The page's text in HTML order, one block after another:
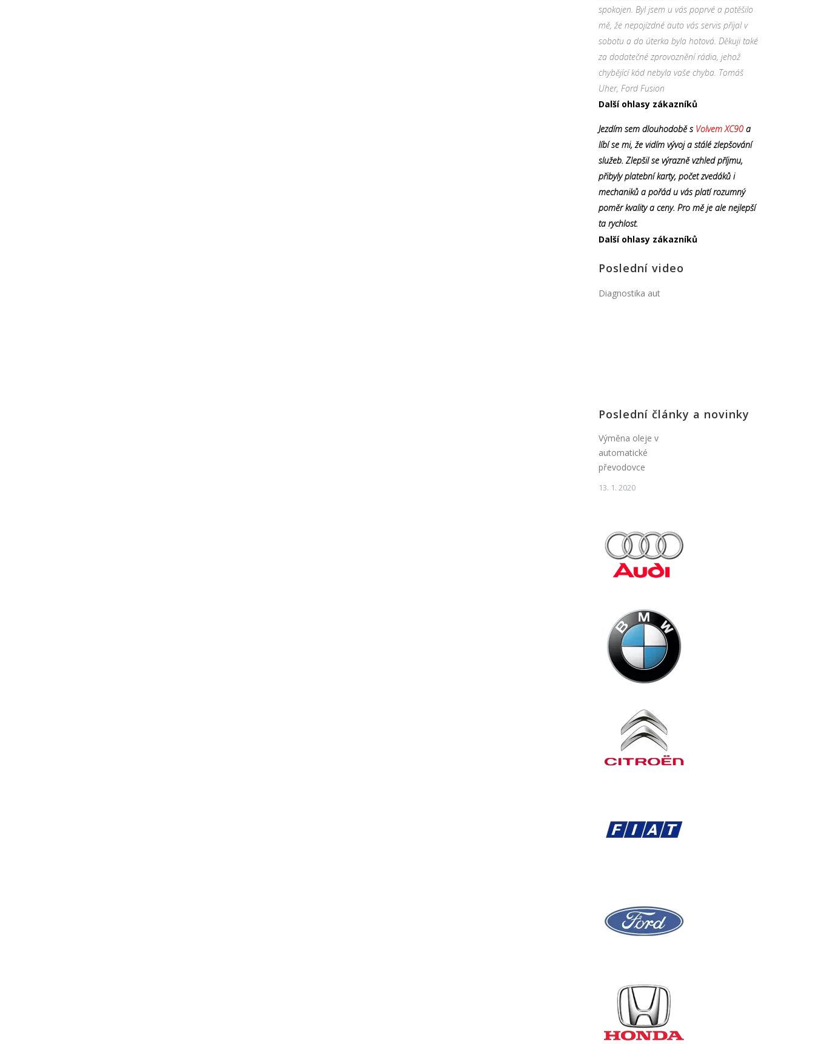
spokojen. Byl jsem u vás poprvé a potěšilo
mě, že nepojízdné auto vás servis přijal v
sobotu a do úterka byla hotová. Děkuji také
za dodatečné zprovoznění rádia, jehož
chybějící kód nebyla vaše chyba. Tomáš
Uher, Ford Fusion
Další ohlasy zákazníků
Jezdím sem dlouhodobě s Volvem XC90 a
líbí se mi, že vidím vývoj a stálé zlepšování
služeb. Zlepšil se výrazně vzhled příjmu,
přibyly platební karty, počet zvedáků i
mechaniků a pořád u vás platí rozumný
poměr kvality a ceny. Pro mě je ale nejlepší
ta rychlost.
Další ohlasy zákazníků
Poslední video
Diagnostika aut
Poslední články a novinky
Výměna oleje v
automatické
převodovce
13. 1. 2020